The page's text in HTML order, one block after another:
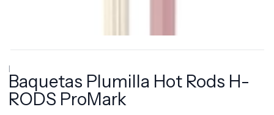
|
Baquetas Plumilla Hot Rods H-
RODS ProMark